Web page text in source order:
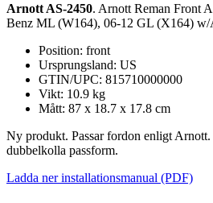
Arnott AS-2450. Arnott Reman Front
Benz ML (W164), 06-12 GL (X164)
Position: front
Ursprungsland: US
GTIN/UPC: 815710000000
Vikt: 10.9 kg
Mått: 87 x 18.7 x 17.8 cm
Ny produkt. Passar fordon enligt
dubbelkolla passform.
Ladda ner installationsmanual (PDF)